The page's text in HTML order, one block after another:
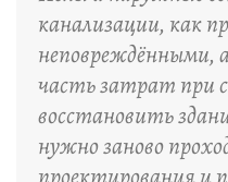
канализации, как
неповреждёнными,
часть затрат при
восстановить
нужно заново